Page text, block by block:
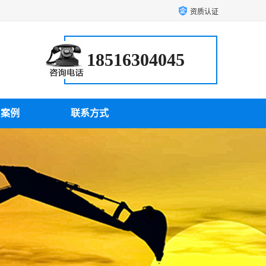
资质认证
18516304045
例 联系方式